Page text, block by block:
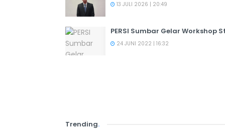
13 JULI 2026 | 20:49
PERSI Sumbar Gelar Workshop
24 JUNI 2022 | 16:32
Trending.